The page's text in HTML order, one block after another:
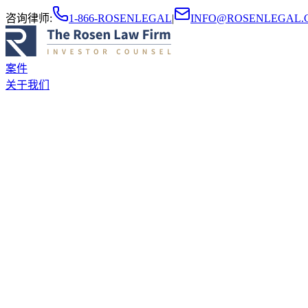
咨询律师: 1-866-ROSENLEGAL|
案件
关于我们